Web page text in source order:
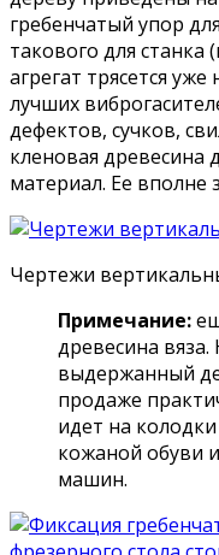
гребенчатый упор
такового для станка
агрегат трясется
лучших
дефектов, сучков,
кленовая
материал. Ее вполне
Чертежи
Примечание:
древесина
выдержанный
продаже
идет на
кожаной обуви
машин.